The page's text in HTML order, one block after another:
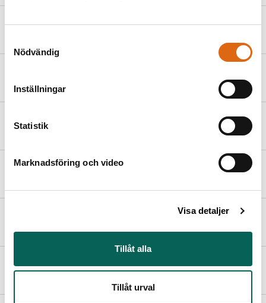
Nödvändig
Inställningar
Statistik
Marknadsföring och video
Visa detaljer
Tillåt alla
Tillåt urval
Balthasar van der Ast
Jan de Baen
Barens (Bernardus) de Bailliu
(1641 - )